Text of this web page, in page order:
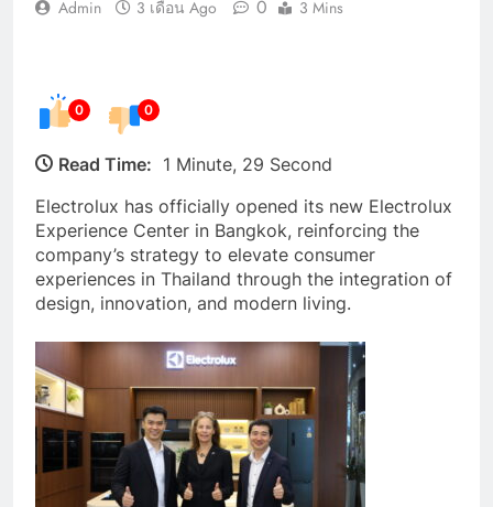
Admin 3 เดือน Ago 0 3 Mins
0 0
Read Time: 1 Minute, 29 Second
Electrolux has officially opened its new Electrolux
Experience Center in Bangkok, reinforcing the
company’s strategy to elevate consumer
experiences in Thailand through the integration of
design, innovation, and modern living.